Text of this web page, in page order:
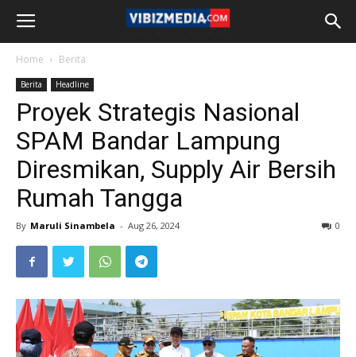
Home Berita
Berita Headline
Proyek Strategis Nasional
SPAM Bandar Lampung
Diresmikan, Supply Air Bersih
Rumah Tangga
By Maruli Sinambela - Aug 26, 2024 0